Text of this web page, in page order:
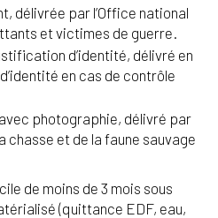
délivrée par l’Office national
et victimes de guerre.
d’identité, délivré en
en cas de contrôle
photographie, délivré par
chasse et de la faune sauvage
de moins de 3 mois sous
(quittance EDF, eau,